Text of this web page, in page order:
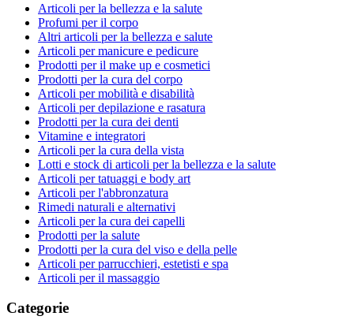
Articoli per la bellezza e la salute
Profumi per il corpo
Altri articoli per la bellezza e salute
Articoli per manicure e pedicure
Prodotti per il make up e cosmetici
Prodotti per la cura del corpo
Articoli per mobilità e disabilità
Articoli per depilazione e rasatura
Prodotti per la cura dei denti
Vitamine e integratori
Articoli per la cura della vista
Lotti e stock di articoli per la bellezza e la salute
Articoli per tatuaggi e body art
Articoli per l'abbronzatura
Rimedi naturali e alternativi
Articoli per la cura dei capelli
Prodotti per la salute
Prodotti per la cura del viso e della pelle
Articoli per parrucchieri, estetisti e spa
Articoli per il massaggio
Categorie